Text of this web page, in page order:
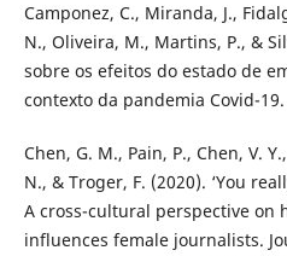
Camponez, C., Miranda, J.,
N., Oliveira, M., Martins, P., &
sobre os efeitos do estado de
contexto da pandemia Covid-
Chen, G. M., Pain, P., Chen, V.
N., & Troger, F. (2020). ‘You
A cross-cultural perspective on
influences female journalists.